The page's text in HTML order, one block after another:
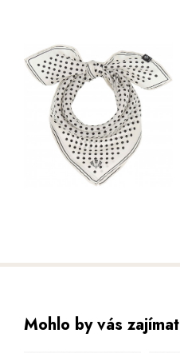
Mohlo by vás zajímat